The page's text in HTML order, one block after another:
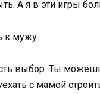
А я в эти игры
к мужу.
выбор. Ты
с мамой